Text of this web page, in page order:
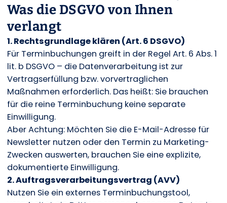
Was die DSGVO von Ihnen
verlangt
1. Rechtsgrundlage klären (Art. 6 DSGVO)
Für Terminbuchungen greift in der Regel Art. 6 Abs. 1
lit. b DSGVO – die Datenverarbeitung ist zur
Vertragserfüllung bzw. vorvertraglichen
Maßnahmen erforderlich. Das heißt: Sie brauchen
für die reine Terminbuchung keine separate
Einwilligung.
Aber Achtung: Möchten Sie die E-Mail-Adresse für
Newsletter nutzen oder den Termin zu Marketing-
Zwecken auswerten, brauchen Sie eine explizite,
dokumentierte Einwilligung.
2. Auftragsverarbeitungsvertrag (AVV)
Nutzen Sie ein externes Terminbuchungstool,